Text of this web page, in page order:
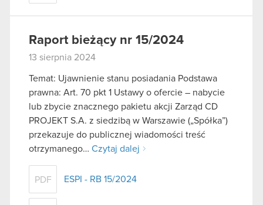
Raport bieżący nr 15/2024
13 sierpnia 2024
Temat: Ujawnienie stanu posiadania Podstawa
prawna: Art. 70 pkt 1 Ustawy o ofercie – nabycie
lub zbycie znacznego pakietu akcji Zarząd CD
PROJEKT S.A. z siedzibą w Warszawie („Spółka”)
przekazuje do publicznej wiadomości treść
otrzymanego… Czytaj dalej
PDF ESPI - RB 15/2024